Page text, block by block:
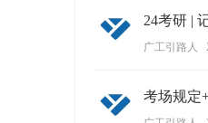
24考研 |
广工引路人
考场规定